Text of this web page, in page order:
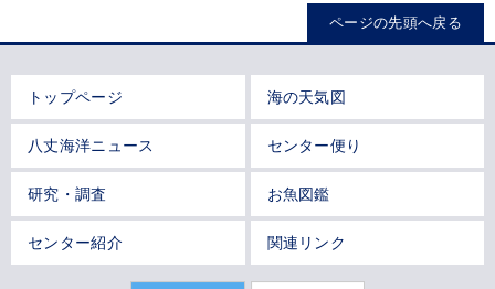
ページの先頭へ戻る
トップページ 海の天気図
八丈海洋ニュース センター便り
研究・調査 お魚図鑑
センター紹介 関連リンク